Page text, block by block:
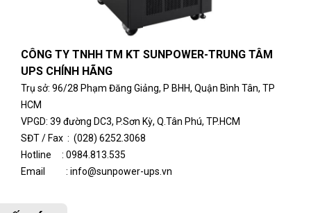
CÔNG TY TNHH TM KT SUNPOWER-TRUNG TÂM
UPS CHÍNH HÃNG
Trụ sở: 96/28 Phạm Đăng Giảng, P BHH, Quận Bình Tân, TP
HCM
VPGD: 39 đường DC3, P.Sơn Kỳ, Q.Tân Phú, TP.HCM
SĐT / Fax : (028) 6252.3068
Hotline : 0984.813.535
Email : info@sunpower-ups.vn